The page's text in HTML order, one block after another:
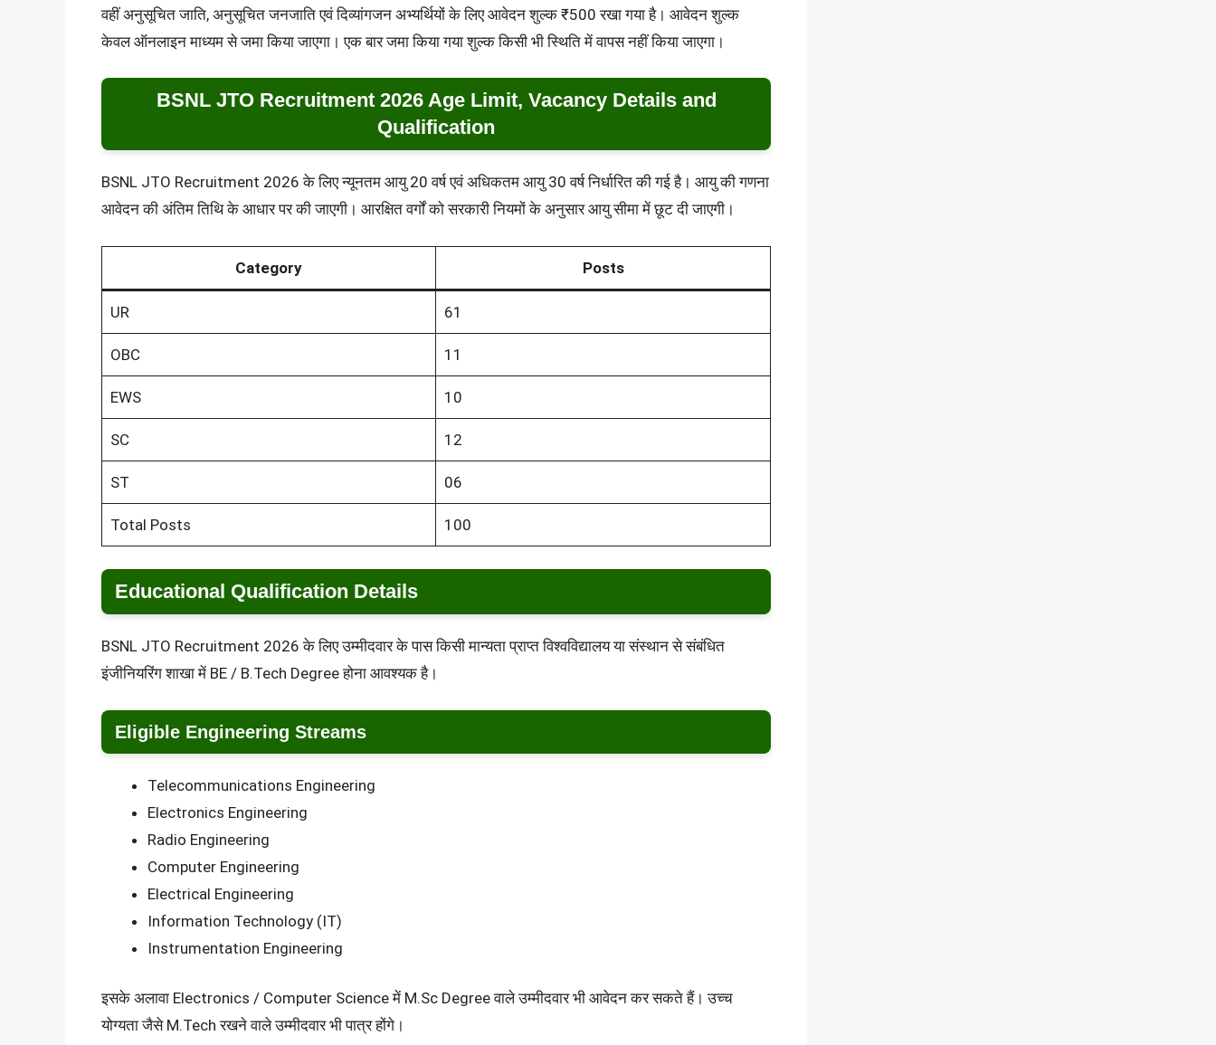
वहीं अनुसूचित जाति, अनुसूचित जनजाति एवं दिव्यांगजन अभ्यर्थियों के लिए आवेदन शुल्क ₹500 रखा गया है। आवेदन शुल्क
केवल ऑनलाइन माध्यम से जमा किया जाएगा। एक बार जमा किया गया शुल्क किसी भी स्थिति में वापस नहीं किया जाएगा।
BSNL JTO Recruitment 2026 Age Limit, Vacancy Details and
Qualification
BSNL JTO Recruitment 2026 के लिए न्यूनतम आयु 20 वर्ष एवं अधिकतम आयु 30 वर्ष निर्धारित की गई है। आयु की गणना
आवेदन की अंतिम तिथि के आधार पर की जाएगी। आरक्षित वर्गों को सरकारी नियमों के अनुसार आयु सीमा में छूट दी जाएगी।
Category Posts
UR 61
OBC 11
EWS 10
SC 12
ST 06
Total Posts 100
Educational Qualification Details
BSNL JTO Recruitment 2026 के लिए उम्मीदवार के पास किसी मान्यता प्राप्त विश्वविद्यालय या संस्थान से संबंधित
इंजीनियरिंग शाखा में BE / B.Tech Degree होना आवश्यक है।
Eligible Engineering Streams
Telecommunications Engineering
Electronics Engineering
Radio Engineering
Computer Engineering
Electrical Engineering
Information Technology (IT)
Instrumentation Engineering
इसके अलावा Electronics / Computer Science में M.Sc Degree वाले उम्मीदवार भी आवेदन कर सकते हैं। उच्च
योग्यता जैसे M.Tech रखने वाले उम्मीदवार भी पात्र होंगे।